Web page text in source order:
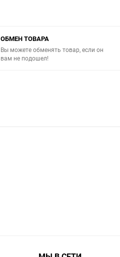
ОБМЕН ТОВАРА
Вы можете обменять товар, если он
вам не подошел!